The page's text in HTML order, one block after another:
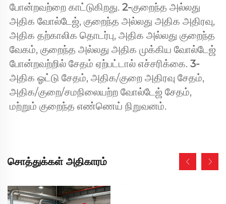
போன்றவற்றை காட்டுகிறது. 2-குறைந்த அல்லது
அதிக வோல்டேஜ், குறைந்த அல்லது அதிக அதிரவு,
அதிக தற்காலிக தொடர்பு, அதிக அல்லது குறைந்த
வேகம், குறைந்த அல்லது அதிக முக்கிய வோல்டேஜ்
போன்றவற்றில் சேதம் ஏற்பட்டால் எச்சரிக்கை.
அதிக ஓட்டு சேதம், அதிக/குறை அதிரவு சேதம்,
அதிக/குறை/சமநிலையற்ற வோல்டேஜ் சேதம்,
மற்றும் குறைந்த எண்ணெய் நிறுவனம்.
சொத்துக்கள் அதிகாரம்